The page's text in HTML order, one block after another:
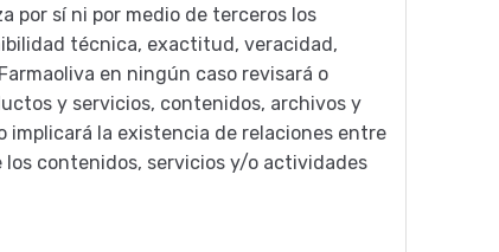
por sí ni por medio de terceros los
técnica, exactitud, veracidad,
en ningún caso revisará o
y servicios, contenidos, archivos y
la existencia de relaciones entre
contenidos, servicios y/o actividades